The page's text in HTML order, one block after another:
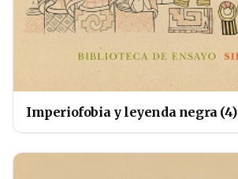
Imperiofobia y leyenda negra (4)